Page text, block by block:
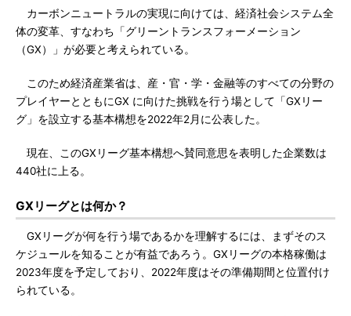
カーボンニュートラルの実現に向けては、経済社会システム全
体の変革、すなわち「グリーントランスフォーメーション
（GX）」が必要と考えられている。
このため経済産業省は、産・官・学・金融等のすべての分野の
プレイヤーとともにGX に向けた挑戦を行う場として「GXリー
グ」を設立する基本構想を2022年2月に公表した。
現在、このGXリーグ基本構想へ賛同意思を表明した企業数は
440社に上る。
GXリーグとは何か？
GXリーグが何を行う場であるかを理解するには、まずそのス
ケジュールを知ることが有益であろう。GXリーグの本格稼働は
2023年度を予定しており、2022年度はその準備期間と位置付け
られている。